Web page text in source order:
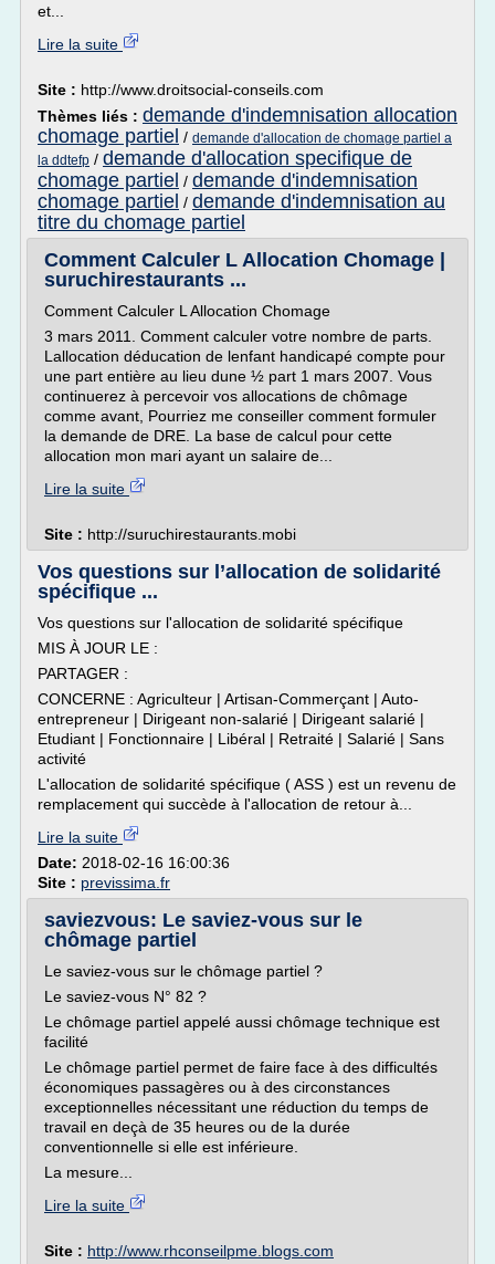
et...
Lire la suite
Site : http://www.droitsocial-conseils.com
Thèmes liés : demande d'indemnisation allocation
chomage partiel / demande d'allocation de chomage partiel a
la ddtefp / demande d'allocation specifique de
chomage partiel / demande d'indemnisation
chomage partiel / demande d'indemnisation au
titre du chomage partiel
Comment Calculer L Allocation Chomage |
suruchirestaurants ...
Comment Calculer L Allocation Chomage
3 mars 2011. Comment calculer votre nombre de parts.
Lallocation déducation de lenfant handicapé compte pour
une part entière au lieu dune ½ part 1 mars 2007. Vous
continuerez à percevoir vos allocations de chômage
comme avant, Pourriez me conseiller comment formuler
la demande de DRE. La base de calcul pour cette
allocation mon mari ayant un salaire de...
Lire la suite
Site : http://suruchirestaurants.mobi
Vos questions sur l’allocation de solidarité
spécifique ...
Vos questions sur l'allocation de solidarité spécifique
MIS À JOUR LE :
PARTAGER :
CONCERNE : Agriculteur | Artisan-Commerçant | Auto-
entrepreneur | Dirigeant non-salarié | Dirigeant salarié |
Etudiant | Fonctionnaire | Libéral | Retraité | Salarié | Sans
activité
L'allocation de solidarité spécifique ( ASS ) est un revenu de
remplacement qui succède à l'allocation de retour à...
Lire la suite
Date: 2018-02-16 16:00:36
Site : previssima.fr
saviezvous: Le saviez-vous sur le
chômage partiel
Le saviez-vous sur le chômage partiel ?
Le saviez-vous N° 82 ?
Le chômage partiel appelé aussi chômage technique est
facilité
Le chômage partiel permet de faire face à des difficultés
économiques passagères ou à des circonstances
exceptionnelles nécessitant une réduction du temps de
travail en deçà de 35 heures ou de la durée
conventionnelle si elle est inférieure.
La mesure...
Lire la suite
Site : http://www.rhconseilpme.blogs.com